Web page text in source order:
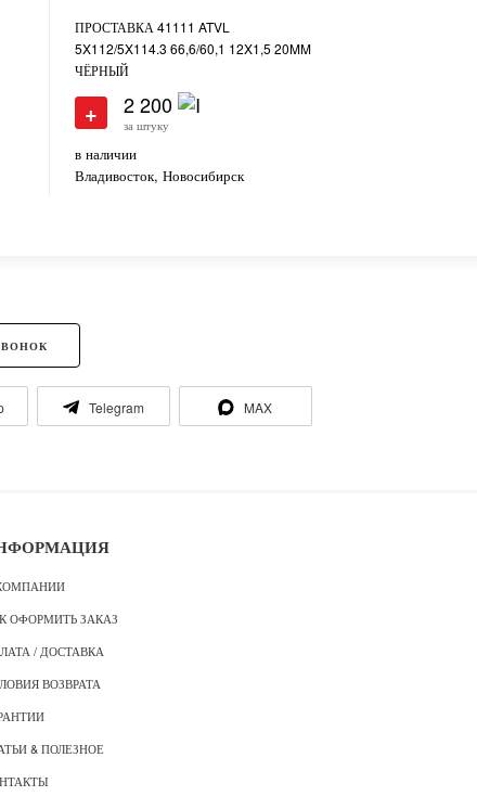
ПРОСТАВКА 41111 ATVL
5X112/5X114.3 66,6/60,1 12X1,5 20MM
ЧЁРНЫЙ
+ 2 200
за штуку
в наличии
Владивосток, Новосибирск
Telegram MAX
ОФОРМИТЬ ЗАКАЗ
/ ДОСТАВКА
ВОЗВРАТА
& ПОЛЕЗНОЕ